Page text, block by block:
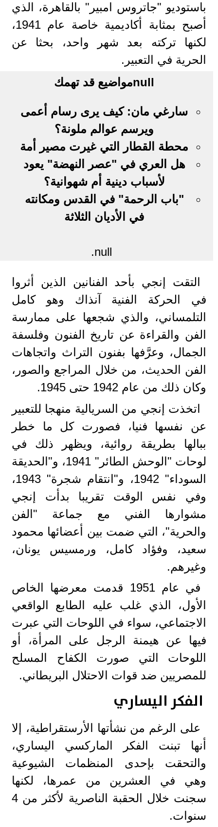
باستوديو "جاتروس امبير" بالقاهرة، الذي
أصبح بمثابة أكاديمية خاصة عام 1941،
لكنها تركته بعد شهر واحد، بحثا عن
الحرية في التعبير.
nullمواضيع قد تهمك
سارغي مان: كيف يرى رسام أعمى
ويرسم عوالم ملونة؟
محطة القطار التي غيرت مصير أمة
هل العري في "عصر النهضة" يعود
لأسباب دينية أم شهوانية؟
"باب الرحمة" في القدس ومكانته
في الأديان الثلاثة
null.
التقت إنجي بأحد الفنانين الذين أثروا
في الحركة الفنية آنذاك وهو كامل
التلمساني، والذي شجعها على ممارسة
الفن والقراءة عن تاريخ الفنون وفلسفة
الجمال، وعرَّفها بفنون التراث واتجاهات
الفن الحديث، من خلال المراجع والصور،
وكان ذلك من عام 1942 حتى 1945.
اتخذت إنجي من السريالية منهجا للتعبير
عن نفسها فنيا، فصورت كل ما خطر
ببالها بطريقة روائية، ويظهر ذلك في
لوحات "الوحش الطائر" 1941، و"الحديقة
السوداء" 1942، و"انتقام شجرة" 1943،
وفي نفس الوقت تقريبا بدأت إنجي
مشوارها الفني مع جماعة "الفن
والحرية"، التي ضمت بين أعضائها محمود
سعيد، وفؤاد كامل، ورمسيس يونان،
وغيرهم.
في عام 1951 قدمت معرضها الخاص
الأول، الذي غلب عليه الطابع الواقعي
الاجتماعي، سواء في اللوحات التي عبرت
فيها عن هيمنة الرجل على المرأة، أو
اللوحات التي صورت الكفاح المسلح
للمصريين ضد قوات الاحتلال البريطاني.
الفكر اليساري
على الرغم من نشأتها الأرستقراطية، إلا
أنها تبنت الفكر الماركسي اليساري،
والتحقت بإحدى المنظمات الشيوعية
وهي في العشرين من عمرها، لكنها
سجنت خلال الحقبة الناصرية لأكثر من 4
سنوات.